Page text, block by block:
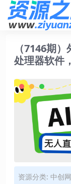
（7146期
处理器软件
资源分类: 中创